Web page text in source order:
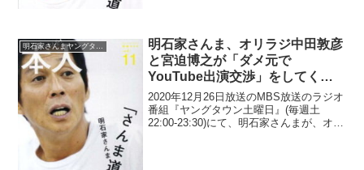
明石家さんまヤングタウン
明石家さんま、オリラジ中田敦彦
と宮迫博之が「ダメ元で
YouTube出演交渉」をしてくれ
たことに「ダメと分かってて来て
くれるって、こっちにとっては嬉
しい」
2020年12月26日放送のMBS放送のラジオ
番組『ヤングタウン土曜日』(毎週土
22:00-23:30)にて、明石家さんまが、オリ